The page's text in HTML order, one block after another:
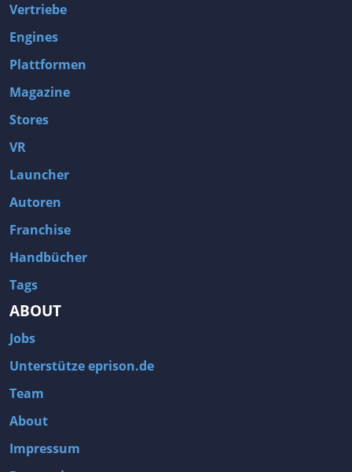
Vertriebe
Engines
Plattformen
Magazine
Stores
VR
Launcher
Autoren
Franchise
Handbücher
Tags
ABOUT
Jobs
Unterstütze eprison.de
Team
About
Impressum